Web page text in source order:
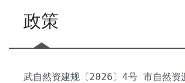
政策
武自然资建规〔2026〕4号 市自然